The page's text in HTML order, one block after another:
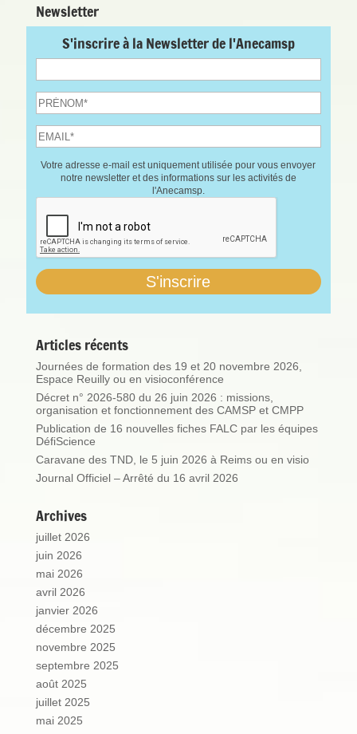
Newsletter
S'inscrire à la Newsletter de l'Anecamsp
Votre adresse e-mail est uniquement utilisée pour vous envoyer
notre newsletter et des informations sur les activités de
l'Anecamsp.
Articles récents
Journées de formation des 19 et 20 novembre 2026,
Espace Reuilly ou en visioconférence
Décret n° 2026-580 du 26 juin 2026 : missions,
organisation et fonctionnement des CAMSP et CMPP
Publication de 16 nouvelles fiches FALC par les équipes
DéfiScience
Caravane des TND, le 5 juin 2026 à Reims ou en visio
Journal Officiel – Arrêté du 16 avril 2026
Archives
juillet 2026
juin 2026
mai 2026
avril 2026
janvier 2026
décembre 2025
novembre 2025
septembre 2025
août 2025
juillet 2025
mai 2025